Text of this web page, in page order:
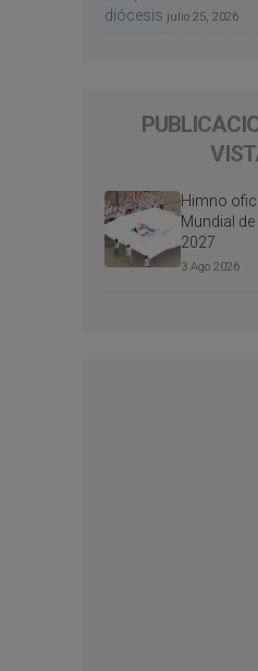
diócesis julio 25, 2026
Himno
Mundial de
2027
3 Ago 2026